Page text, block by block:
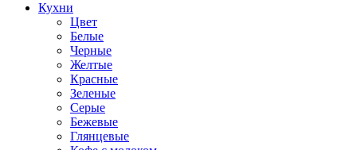
Кухни
Цвет
Белые
Черные
Желтые
Красные
Зеленые
Серые
Бежевые
Глянцевые